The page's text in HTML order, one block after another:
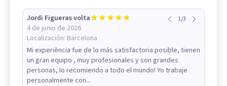
Jordi Figueras volta
4 de junio de 2026
Localización: Barcelona
1/3
Mi experiència fue de lo más satisfactoria posible, tienen
un gran equipo , muy profesionales y son grandes
personas, lo recomiendo a todo el mundo! Yo trabaje
personalmente con...